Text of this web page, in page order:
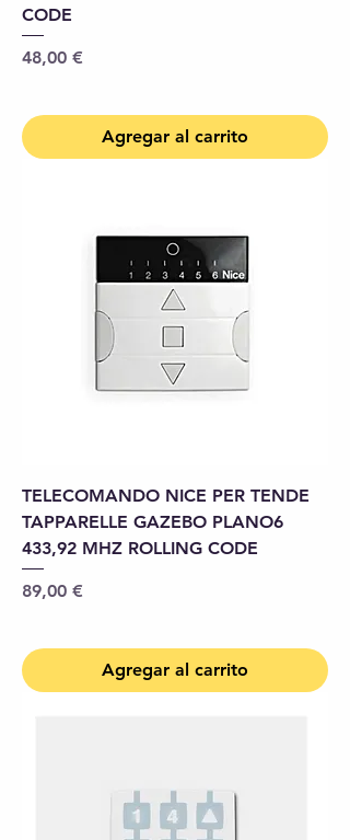
CODE
Precio
48,00 €
Agregar al carrito
TELECOMANDO NICE PER TENDE
TAPPARELLE GAZEBO PLANO6
433,92 MHZ ROLLING CODE
Precio
89,00 €
Agregar al carrito